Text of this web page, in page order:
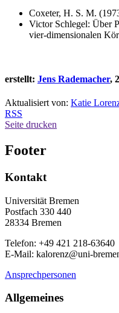
Coxeter, H. S. M.
Victor Schlegel: Über
vier-dimensionalen
erstellt: Jens Rademacher,
Aktualisiert von: Katie
RSS
Seite drucken
Footer
Kontakt
Universität Bremen
Postfach 330 440
28334 Bremen
Telefon: +49 421 218-63640
E-Mail: kalorenz@uni-
Ansprechpersonen
Allgemeines